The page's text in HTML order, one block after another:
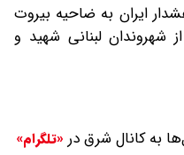
ایران به ضاحیه بیروت
شهروندان لبنانی شهید و
به کانال شرق در «تلگرام»